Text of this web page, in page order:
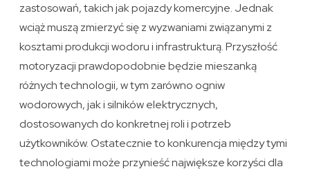
zastosowań, takich jak pojazdy komercyjne. Jednak
wciąż muszą zmierzyć się z wyzwaniami związanymi z
kosztami produkcji wodoru i infrastrukturą. Przyszłość
motoryzacji prawdopodobnie będzie mieszanką
różnych technologii, w tym zarówno ogniw
wodorowych, jak i silników elektrycznych,
dostosowanych do konkretnej roli i potrzeb
użytkowników. Ostatecznie to konkurencja między tymi
technologiami może przynieść największe korzyści dla